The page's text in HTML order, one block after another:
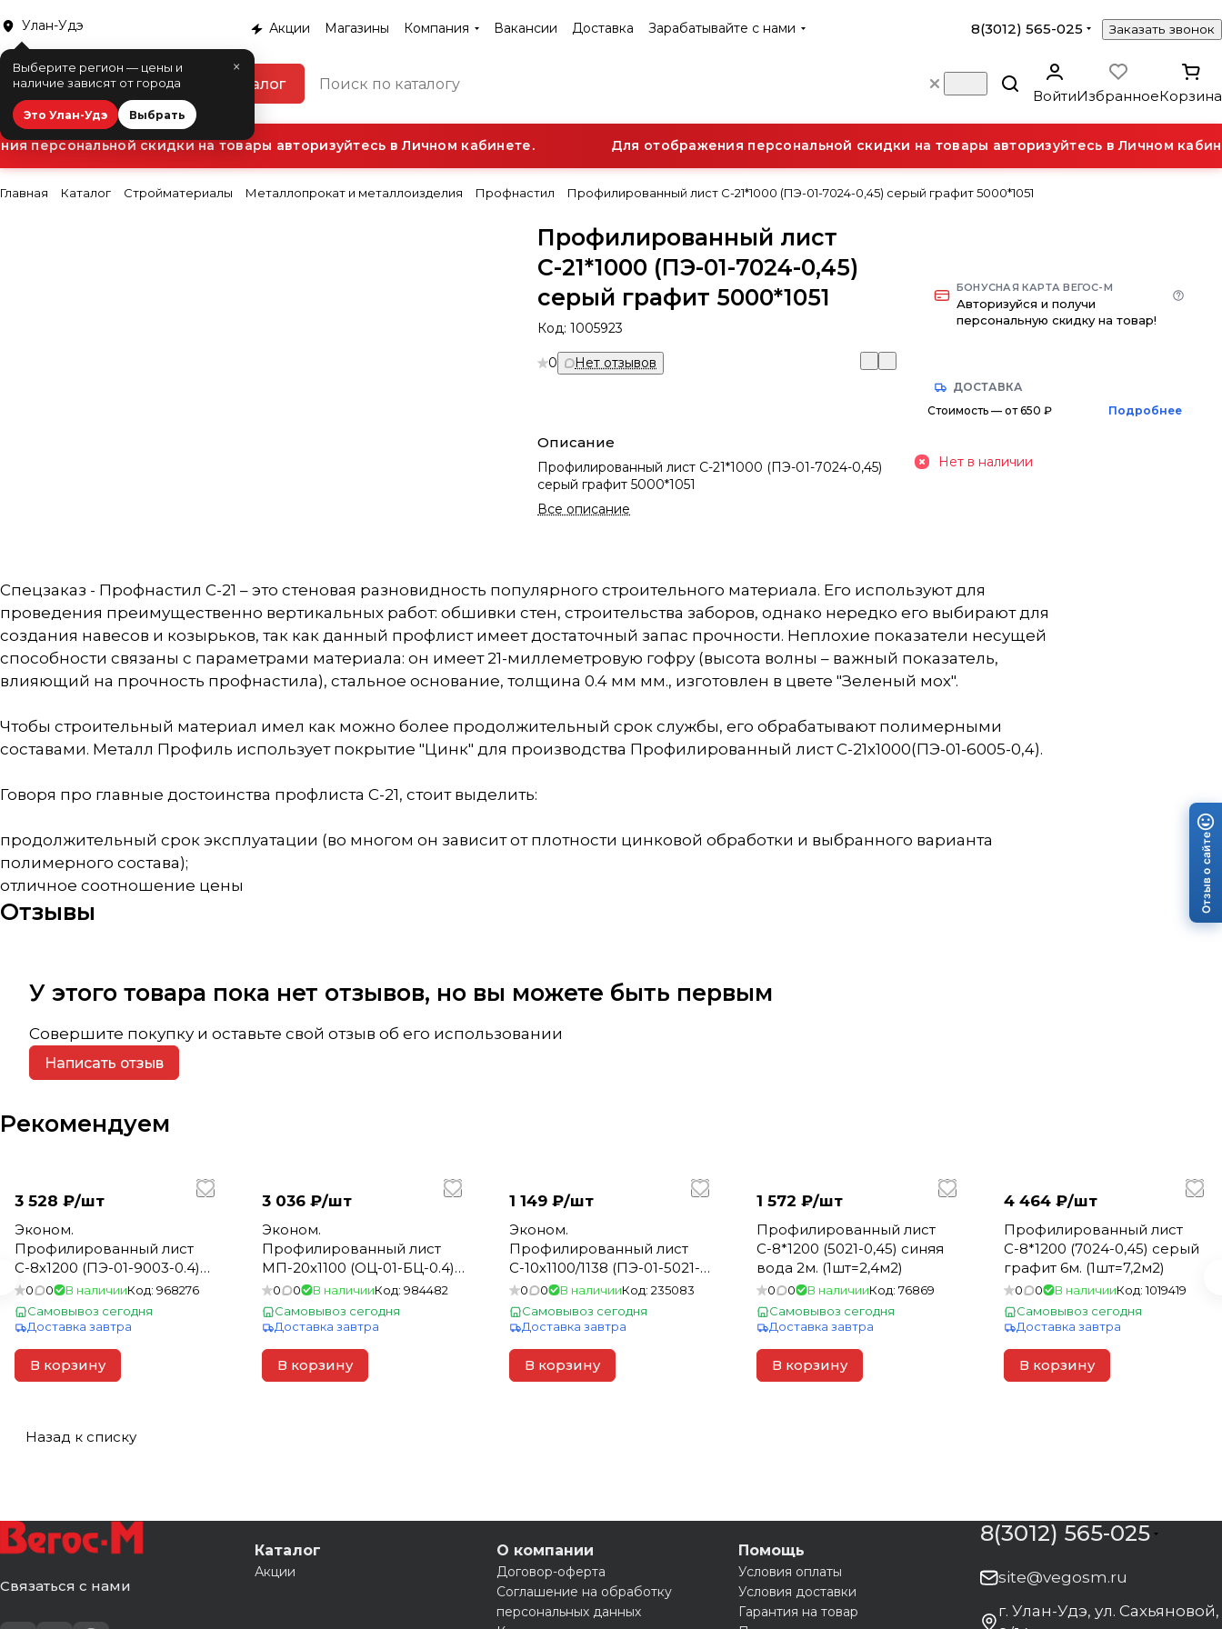
Улан-Удэ
×
Выберите регион — цены и
наличие зависят от города
Это Улан-Удэ Выбрать
Акции Магазины Компания Вакансии Доставка Зарабатывайте с нами 8(3012) 565-025 Заказать звонок
Каталог
ВойтиИзбранноеКорзина
персональной скидки на товары авторизуйтесь в Личном кабинете. Для отображения персональной скидки на товары авторизуйтесь в Личном
Главная Каталог Стройматериалы Металлопрокат и металлоизделия Профнастил Профилированный лист С-21*1000 (ПЭ-01-7024-0,45) серый графит 5000*1051
Профилированный лист
С-21*1000 (ПЭ-01-7024-0,45)
серый графит 5000*1051
Код:1005923
0 Нет отзывов
Описание
Профилированный лист С-21*1000 (ПЭ-01-7024-0,45)
серый графит 5000*1051
Все описание
БОНУСНАЯ КАРТА ВЕГОС-М
Авторизуйся и получи
персональную скидку на товар!
ДОСТАВКА
Стоимость — от 650 ₽
Подробнее
Нет в наличии
Спецзаказ - Профнастил С-21 – это стеновая разновидность популярного строительного материала. Его используют для
проведения преимущественно вертикальных работ: обшивки стен, строительства заборов, однако нередко его выбирают для
создания навесов и козырьков, так как данный профлист имеет достаточный запас прочности. Неплохие показатели несущей
способности связаны с параметрами материала: он имеет 21-миллеметровую гофру (высота волны – важный показатель,
влияющий на прочность профнастила), стальное основание, толщина 0.4 мм мм., изготовлен в цвете "Зеленый мох".
Чтобы строительный материал имел как можно более продолжительный срок службы, его обрабатывают полимерными
составами. Металл Профиль использует покрытие "Цинк" для производства Профилированный лист С-21x1000(ПЭ-01-6005-0,4).
Говоря про главные достоинства профлиста С-21, стоит выделить:
продолжительный срок эксплуатации (во многом он зависит от плотности цинковой обработки и выбранного варианта
полимерного состава);
отличное соотношение цены
Отзывы
У этого товара пока нет отзывов, но вы можете быть первым
Совершите покупку и оставьте свой отзыв об его использовании
Написать отзыв
Рекомендуем
3 528 ₽/шт
Эконом.
Профилированный лист
С-8х1200 (ПЭ-01-9003-0.4)
6м белый (1шт=7,2м2)
0 0 В наличииКод: 968276
Самовывоз сегодня
Доставка завтра
В корзину
3 036 ₽/шт
Эконом.
Профилированный лист
МП-20х1100 (ОЦ-01-БЦ-0.4)
оцинков. 6000*1150 (1 лист=
6,9кв.м)
0 0 В наличииКод: 984482
Самовывоз сегодня
Доставка завтра
В корзину
1 149 ₽/шт
Эконом.
Профилированный лист
С-10х1100/1138 (ПЭ-01-5021-
0,4) 2м синяя вода (1 шт=
2,276м2)
0 0 В наличииКод: 235083
Самовывоз сегодня
Доставка завтра
В корзину
1 572 ₽/шт
Профилированный лист
С-8*1200 (5021-0,45) синяя
вода 2м. (1шт=2,4м2)
0 0 В наличииКод: 76869
Самовывоз сегодня
Доставка завтра
В корзину
4 464 ₽/шт
Профилированный лист
С-8*1200 (7024-0,45) серый
графит 6м. (1шт=7,2м2)
0 0 В наличииКод:1019419
Самовывоз сегодня
Доставка завтра
В корзину
Назад к списку
Связаться с нами
Каталог
Акции
О компании
Договор-оферта
Соглашение на обработку
персональных данных
Помощь
Условия оплаты
Условия доставки
Гарантия на товар
8(3012) 565-025
site@vegosm.ru
г. Улан-Удэ, ул. Сахьяновой,
Отзыв о сайте